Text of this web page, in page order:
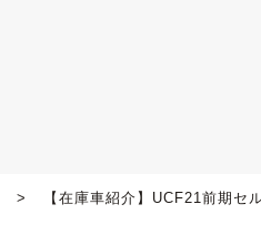
【在庫車紹介】UCF21前期セ